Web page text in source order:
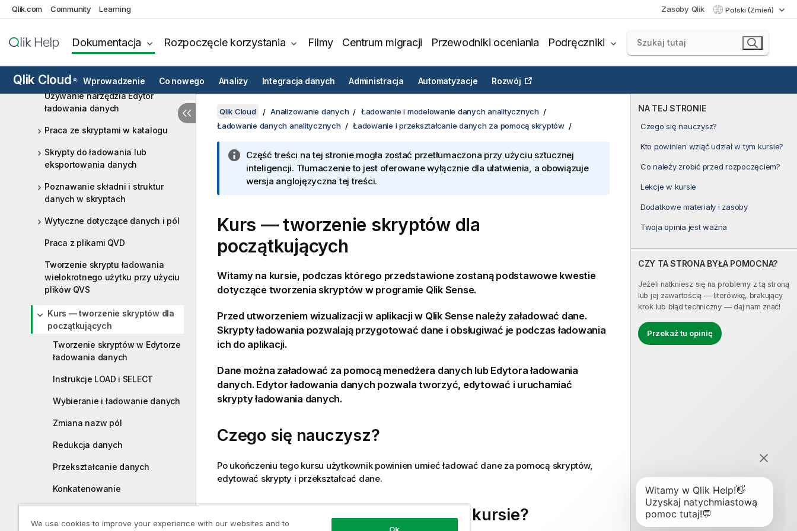
Qlik.com Community Learning Zasoby Qlik Polski (Zmień)
Dokumentacja Rozpoczęcie korzystania Filmy Centrum migracji Przewodniki oceniania Podręczniki
Qlik Cloud ® Wprowadzenie Co nowego Analizy Integracja danych Administracja Automatyzacje Rozwój
handlowej danych
nimi za pomocą Menedżera danych
Ładowanie i przekształcanie
danych za pomocą skryptów
Używanie narzędzia Edytor
ładowania danych
Praca ze skryptami w katalogu
Skrypty do ładowania lub
eksportowania danych
Poznawanie składni i struktur
danych w skryptach
Wytyczne dotyczące danych i pól
Praca z plikami QVD
Tworzenie skryptu ładowania
wielokrotnego użytku przy użyciu
plików QVS
Kurs — tworzenie skryptów dla
początkujących
Tworzenie skryptów w Edytorze
ładowania danych
Instrukcje LOAD i SELECT
Wybieranie i ładowanie danych
Zmiana nazw pól
Redukcja danych
Przekształcanie danych
Konkatenowanie
NA TEJ STRONIE
Czego się nauczysz?
Kto powinien wziąć udział w tym kursie?
Co należy zrobić przed rozpoczęciem?
Lekcje w kursie
Dodatkowe materiały i zasoby
Twoja opinia jest ważna
CZY TA STRONA BYŁA POMOCNA?
Jeżeli natkniesz się na problemy z tą stroną
lub jej zawartością — literówkę, brakujący
krok lub błąd techniczny — daj nam znać!
Przekaż tu opinię
Qlik Cloud Analizowanie danych
Ładowanie i modelowanie danych analitycznych
Ładowanie danych analitycznych
Ładowanie i przekształcanie danych za pomocą skryptów
Część treści na tej stronie mogła zostać przetłumaczona przy użyciu sztucznej
inteligencji. Tłumaczenie to jest oferowane wyłącznie dla ułatwienia, a obowiązuje
wersja anglojęzyczna tej treści.
Kurs — tworzenie skryptów dla
początkujących
Witamy na kursie, podczas którego przedstawione zostaną podstawowe kwestie
dotyczące tworzenia skryptów w programie Qlik Sense.
Przed utworzeniem wizualizacjiw aplikacjiw Qlik Sensenależy załadować dane.
Skrypty ładowania pozwalają przygotować dane i obsługiwać je podczas ładowania
ich do aplikacji.
Dane można załadować za pomocą menedżera danych lub Edytora ładowania
danych. Edytor ładowania danych pozwala tworzyć, edytować i uruchamiać
skrypty ładowania danych.
Czego się nauczysz?
Po ukończeniu tego kursu użytkownik powinien umieć ładować dane za pomocą skryptów,
edytować skrypty i przekształcać dane.
Kto powinien wziąć udział w tym kursie?
We use cookies to improve your experience with our websites and to